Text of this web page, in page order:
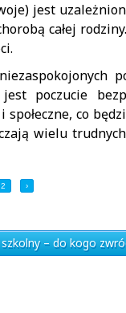
jest
całej
poczucie
co
wielu
2 ›
– do kogo